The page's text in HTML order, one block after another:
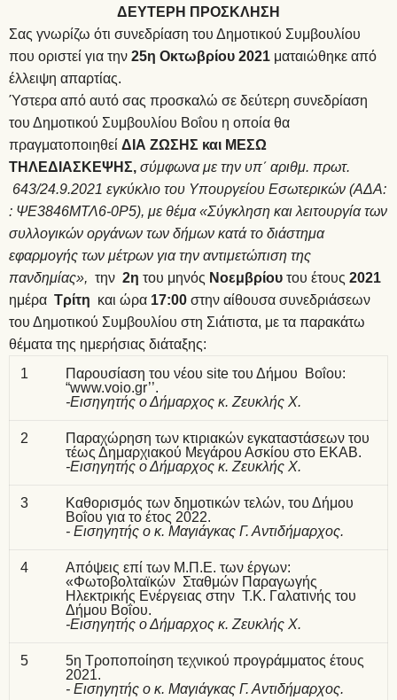
ΔΕΥΤΕΡΗ ΠΡΟΣΚΛΗΣΗ
Σας γνωρίζω ότι συνεδρίαση του Δημοτικού Συμβουλίου
που οριστεί για την25η Οκτωβρίου 2021 ματαιώθηκε από
έλλειψη απαρτίας.
Ύστερα από αυτό σας προσκαλώ σε δεύτερη συνεδρίαση
του Δημοτικού Συμβουλίου Βοΐου η οποία θα
πραγματοποιηθείΔΙΑ ΖΩΣΗΣ και ΜΕΣΩ
ΤΗΛΕΔΙΑΣΚΕΨΗΣ,σύμφωνα με την υπ΄ αριθμ. πρωτ.
643/24.9.2021 εγκύκλιο του Υπουργείου Εσωτερικών (ΑΔΑ:
: ΨΕ3846ΜΤΛ6-0Ρ5), με θέμα «Σύγκληση και λειτουργία των
συλλογικών οργάνων των δήμων κατά το διάστημα
εφαρμογής των μέτρων για την αντιμετώπιση της
πανδημίας», την 2η του μηνός Νοεμβρίουτου έτους 2021
ημέρα Τρίτη και ώρα 17:00στην αίθουσα συνεδριάσεων
του Δημοτικού Συμβουλίου στη Σιάτιστα, με τα παρακάτω
θέματα της ημερήσιας διάταξης:
1
Παρουσίαση του νέου site του Δήμου Βοΐου:
“www.voio.gr’’.
-Εισηγητής ο Δήμαρχος κ. Ζευκλής Χ.
2
Παραχώρηση των κτιριακών εγκαταστάσεων του
τέως Δημαρχιακού Μεγάρου Ασκίου στο ΕΚΑΒ.
-Εισηγητής ο Δήμαρχος κ. Ζευκλής Χ.
3
Καθορισμός των δημοτικών τελών, του Δήμου
Βοΐου για το έτος 2022.
- Εισηγητής ο κ. Μαγιάγκας Γ. Αντιδήμαρχος.
4
Απόψεις επί των Μ.Π.Ε. των έργων:
«Φωτοβολταϊκών Σταθμών Παραγωγής
Ηλεκτρικής Ενέργειας στην Τ.Κ. Γαλατινής του
Δήμου Βοΐου.
-Εισηγητής ο Δήμαρχος κ. Ζευκλής Χ.
5
5η Τροποποίηση τεχνικού προγράμματος έτους
2021.
- Εισηγητής ο κ. Μαγιάγκας Γ. Αντιδήμαρχος.